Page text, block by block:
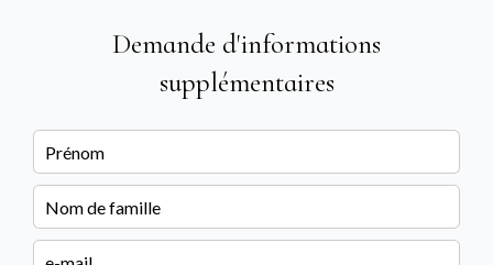
Demande d'informations
supplémentaires